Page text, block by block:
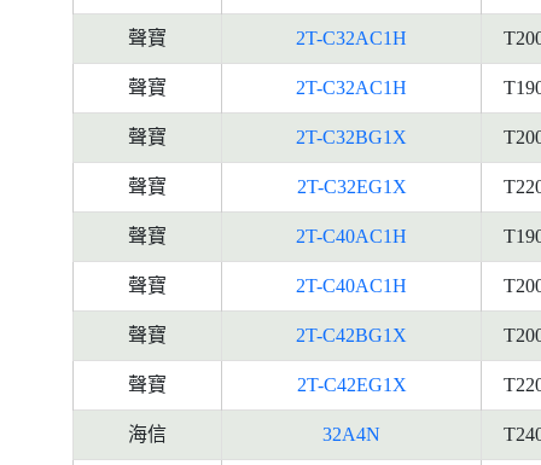
聲寶 2T-C32AC1H
聲寶 2T-C32AC1H
聲寶 2T-C32BG1X
聲寶 2T-C32EG1X
聲寶 2T-C40AC1H
聲寶 2T-C40AC1H
聲寶 2T-C42BG1X
聲寶 2T-C42EG1X
海信 32A4N